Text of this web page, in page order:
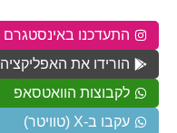
התעדכנו באינסטגרם
הורידו את האפליקציה
לקבוצות הוואטסאפ
עקבו ב-X (טוויטר)